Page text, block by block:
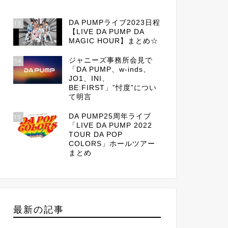
13
DA PUMPライブ2023日程
【LIVE DA PUMP DA
MAGIC HOUR】まとめ☆
14
ジャニーズ事務所会見で
「DA PUMP、w-inds、
JO1、INI、
BE:FIRST」”忖度”につい
て明言
15
DA PUMP25周年ライブ
「LIVE DA PUMP 2022
TOUR DA POP
COLORS」ホールツアー
まとめ
最新の記事